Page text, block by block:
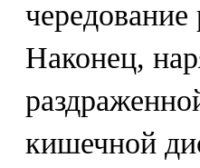
Наконец,
кишечной